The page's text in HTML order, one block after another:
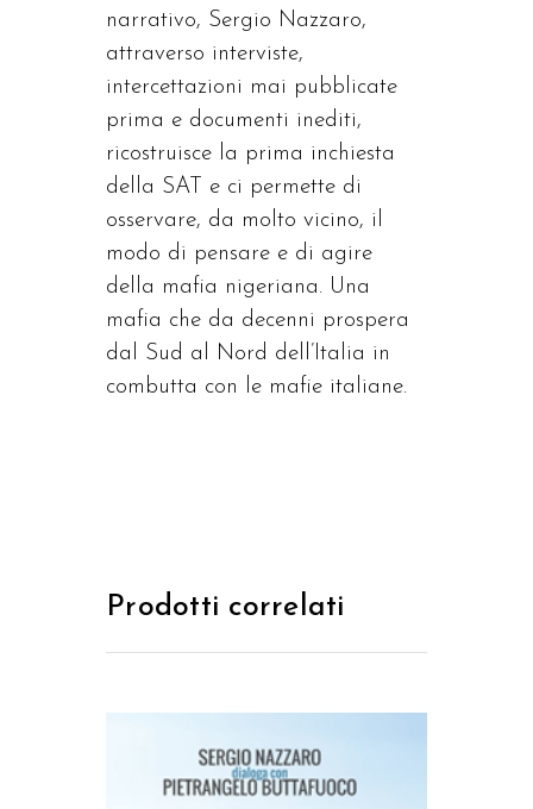
narrativo, Sergio Nazzaro,
attraverso interviste,
intercettazioni mai pubblicate
prima e documenti inediti,
ricostruisce la prima inchiesta
della SAT e ci permette di
osservare, da molto vicino, il
modo di pensare e di agire
della mafia nigeriana. Una
mafia che da decenni prospera
dal Sud al Nord dell’Italia in
combutta con le mafie italiane.
Prodotti correlati